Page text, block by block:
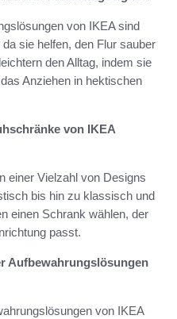
von IKEA sind
sie helfen, den Flur sauber
den Alltag, indem sie
Anziehen in hektischen
von IKEA
einer Vielzahl von Designs
bis hin zu klassisch und
einen Schrank wählen, der
passt.
Aufbewahrungslösungen
von IKEA